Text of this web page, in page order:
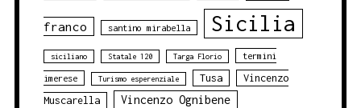
franco santino mirabella Sicilia
siciliano Statale 120 Targa Florio termini
imerese Turismo esperenziale Tusa
Vincenzo
Muscarella
Vincenzo Ognibene